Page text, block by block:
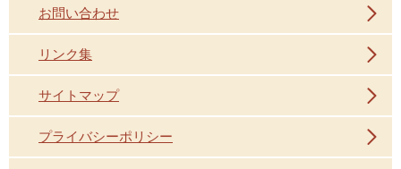
お問い合わせ
リンク集
サイトマップ
プライバシーポリシー